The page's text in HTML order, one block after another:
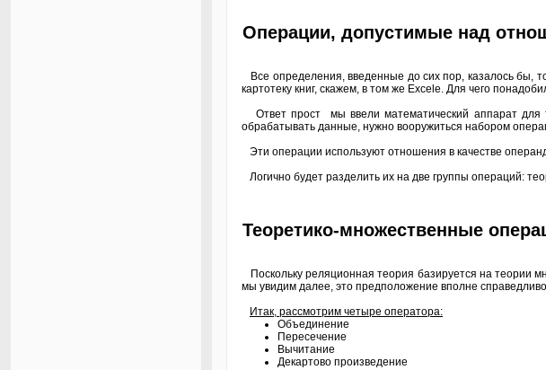
Операции, допустимые над
Все определения, введенные до сих пор, казалось бы,
картотеку книг, скажем, в том же Excelе. Для чего
Ответ прост мы ввели математический аппарат для
обрабатывать данные, нужно вооружиться набором
Эти операции используют отношения в качестве
Логично будет разделить их на две группы операций:
Теоретико-множественные
Поскольку реляционная теория базируется на теории
мы увидим далее, это предположение вполне
Итак, рассмотрим четыре оператора:
Объединение
Пересечение
Вычитание
Декартово произведение